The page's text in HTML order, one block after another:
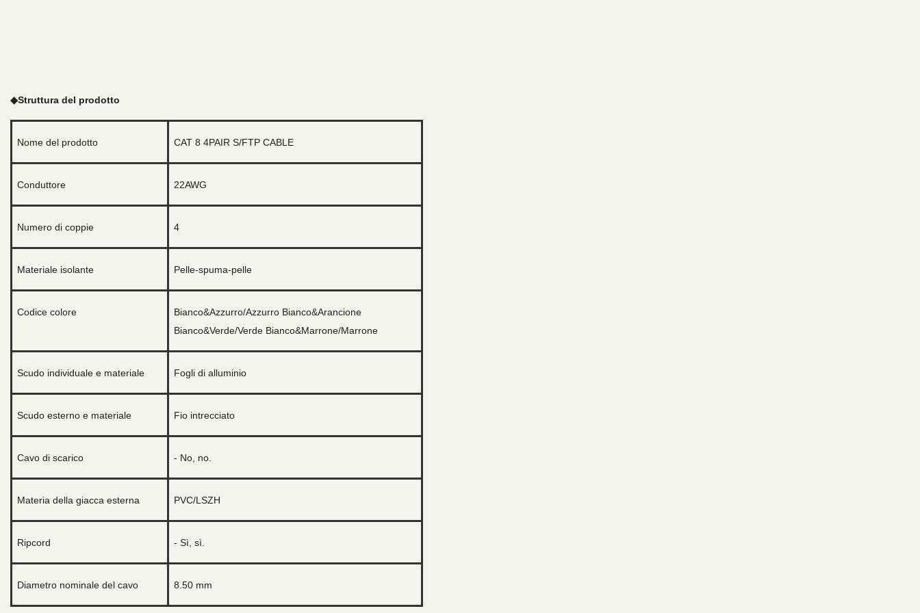
◆Struttura del prodotto
Nome del prodotto CAT 8 4PAIR S/FTP CABLE
Conduttore 22AWG
Numero di coppie 4
Materiale isolante Pelle-spuma-pelle
Codice colore
Bianco&Azzurro/Azzurro Bianco&Arancione
Bianco&Verde/Verde Bianco&Marrone/Marrone
Scudo individuale e materiale Fogli di alluminio
Scudo esterno e materiale Fio intrecciato
Cavo di scarico - No, no.
Materia della giacca esterna PVC/LSZH
Ripcord - Sì, sì.
Diametro nominale del cavo 8.50 mm